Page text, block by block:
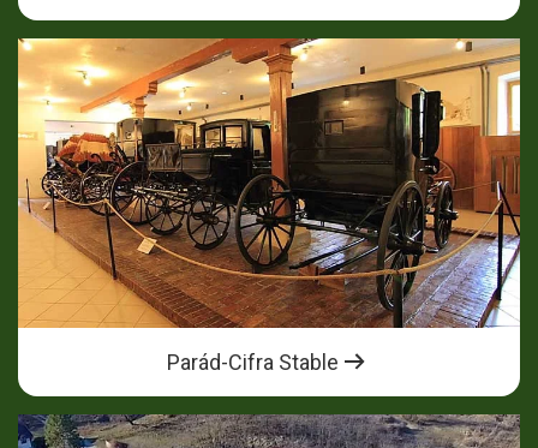
Parád-Cifra Stable